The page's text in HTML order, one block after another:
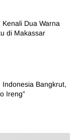
Kenali Dua Warna
di Makassar
Bangkrut,
Ireng”